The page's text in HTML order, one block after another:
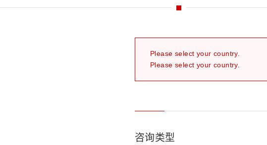
Please select your country.
Please select your country.
咨询类型